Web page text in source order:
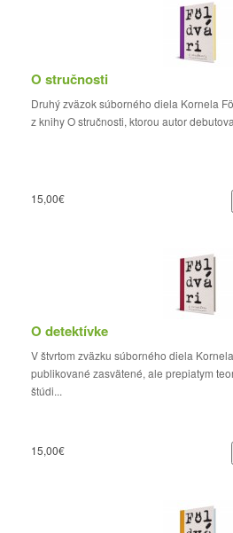
O stručnosti
Druhý zväzok súborného diela Kornela
z knihy O stručnosti, ktorou autor
15,00€
O detektívke
V štvrtom zväzku súborného diela
publikované zasvätené, ale prepiatym
štúdi...
15,00€